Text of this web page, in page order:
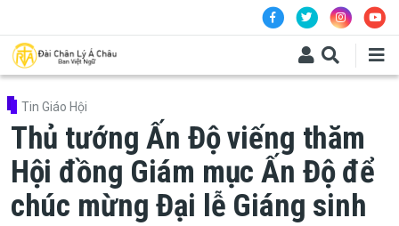
Tin Giáo Hội
Thủ tướng Ấn Độ viếng thăm
Hội đồng Giám mục Ấn Độ để
chúc mừng Đại lễ Giáng sinh